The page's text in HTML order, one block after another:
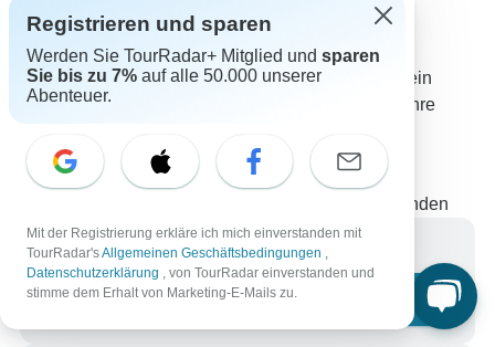
K Kristina
Rhein-Expert*in bei TourRadar
Kristina ist Teil unseres erfahrenen Teams von Rhein
Reiseexperten. Wenden Sie sich an uns, um alle Ihre
bekommen!
Wählen Sie aus 106+ Rhein Reisen
84 verifizierte Bewertungen von TourRadar-Kunden
Schreiben Sie uns eine Nachricht
Eine Frage stellen
Registrieren und sparen
Werden Sie TourRadar+ Mitglied und sparen
Sie bis zu 7% auf alle 50.000 unserer
Abenteuer.
Mit der Registrierung erkläre ich mich einverstanden mit
TourRadar'sAllgemeinen Geschäftsbedingungen ,
Datenschutzerklärung , von TourRadar einverstanden und
stimme dem Erhalt von Marketing-E-Mails zu.